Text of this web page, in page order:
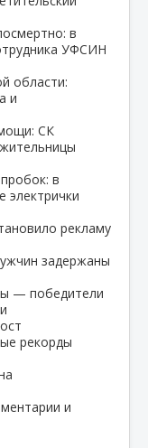
в
УФСИН
области:
и
СК
в
электрички
рекламу
задержаны
— победители
рекорды
и